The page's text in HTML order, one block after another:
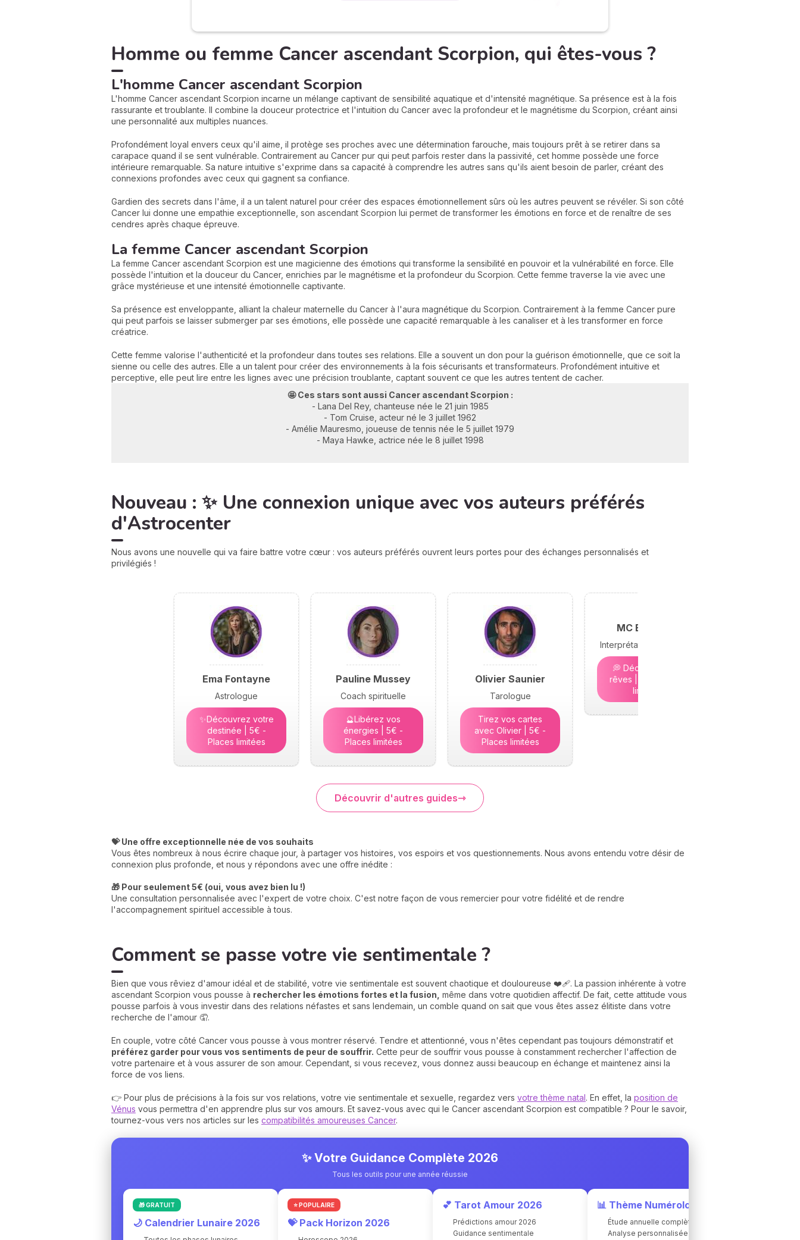
Homme ou femme Cancer ascendant Scorpion, qui êtes-vous ?
L'homme Cancer ascendant Scorpion
L'homme Cancer ascendant Scorpion incarne un mélange captivant de sensibilité aquatique et d'intensité magnétique. Sa présence est à la fois
rassurante et troublante. Il combine la douceur protectrice et l'intuition du Cancer avec la profondeur et le magnétisme du Scorpion, créant ainsi
une personnalité aux multiples nuances.
Profondément loyal envers ceux qu'il aime, il protège ses proches avec une détermination farouche, mais toujours prêt à se retirer dans sa
carapace quand il se sent vulnérable. Contrairement au Cancer pur qui peut parfois rester dans la passivité, cet homme possède une force
intérieure remarquable. Sa nature intuitive s'exprime dans sa capacité à comprendre les autres sans qu'ils aient besoin de parler, créant des
connexions profondes avec ceux qui gagnent sa confiance.
Gardien des secrets dans l'âme, il a un talent naturel pour créer des espaces émotionnellement sûrs où les autres peuvent se révéler. Si son côté
Cancer lui donne une empathie exceptionnelle, son ascendant Scorpion lui permet de transformer les émotions en force et de renaître de ses
cendres après chaque épreuve.
La femme Cancer ascendant Scorpion
La femme Cancer ascendant Scorpion est une magicienne des émotions qui transforme la sensibilité en pouvoir et la vulnérabilité en force. Elle
possède l'intuition et la douceur du Cancer, enrichies par le magnétisme et la profondeur du Scorpion. Cette femme traverse la vie avec une
grâce mystérieuse et une intensité émotionnelle captivante.
Sa présence est enveloppante, alliant la chaleur maternelle du Cancer à l'aura magnétique du Scorpion. Contrairement à la femme Cancer pure
qui peut parfois se laisser submerger par ses émotions, elle possède une capacité remarquable à les canaliser et à les transformer en force
créatrice.
Cette femme valorise l'authenticité et la profondeur dans toutes ses relations. Elle a souvent un don pour la guérison émotionnelle, que ce soit la
sienne ou celle des autres. Elle a un talent pour créer des environnements à la fois sécurisants et transformateurs. Profondément intuitive et
perceptive, elle peut lire entre les lignes avec une précision troublante, captant souvent ce que les autres tentent de cacher.
🤩 Ces stars sont aussi Cancer ascendant Scorpion :
- Lana Del Rey, chanteuse née le 21 juin 1985
- Tom Cruise, acteur né le 3 juillet 1962
- Amélie Mauresmo, joueuse de tennis née le 5 juillet 1979
- Maya Hawke, actrice née le 8 juillet 1998
Nouveau : ✨ Une connexion unique avec vos auteurs préférés
d'Astrocenter
Nous avons une nouvelle qui va faire battre votre cœur : vos auteurs préférés ouvrent leurs portes pour des échanges personnalisés et
privilégiés !
Ema Fontayne
Astrologue
✨Découvrez votre
destinée | 5€ -
Places limitées
Pauline Mussey
Coach spirituelle
🔮Libérez vos
énergies | 5€ -
Places limitées
Olivier Saunier
Tarologue
Tirez vos cartes
avec Olivier | 5€ -
Places limitées
MC Bramond
Interprétation des rêves
💭 Décryptez vos
rêves | 5€ - Places
limitées
Découvrir d'autres guides
💝 Une offre exceptionnelle née de vos souhaits
Vous êtes nombreux à nous écrire chaque jour, à partager vos histoires, vos espoirs et vos questionnements. Nous avons entendu votre désir de
connexion plus profonde, et nous y répondons avec une offre inédite :
🎁 Pour seulement 5€ (oui, vous avez bien lu !)
Une consultation personnalisée avec l'expert de votre choix. C'est notre façon de vous remercier pour votre fidélité et de rendre
l'accompagnement spirituel accessible à tous.
Comment se passe votre vie sentimentale ?
Bien que vous rêviez d'amour idéal et de stabilité, votre vie sentimentale est souvent chaotique et douloureuse ❤️‍🩹. La passion inhérente à votre
ascendant Scorpion vous pousse à rechercher les émotions fortes et la fusion, même dans votre quotidien affectif. De fait, cette attitude vous
pousse parfois à vous investir dans des relations néfastes et sans lendemain, un comble quand on sait que vous êtes assez élitiste dans votre
recherche de l'amour 🤦.
En couple, votre côté Cancer vous pousse à vous montrer réservé. Tendre et attentionné, vous n'êtes cependant pas toujours démonstratif et
préférez garder pour vous vos sentiments de peur de souffrir. Cette peur de souffrir vous pousse à constamment rechercher l'affection de
votre partenaire et à vous assurer de son amour. Cependant, si vous recevez, vous donnez aussi beaucoup en échange et maintenez ainsi la
force de vos liens.
👉 Pour plus de précisions à la fois sur vos relations, votre vie sentimentale et sexuelle, regardez vers votre thème natal. En effet, la position de
Vénus vous permettra d'en apprendre plus sur vos amours. Et savez-vous avec qui le Cancer ascendant Scorpion est compatible ? Pour le savoir,
tournez-vous vers nos articles sur les compatibilités amoureuses Cancer.
✨ Votre Guidance Complète 2026
Tous les outils pour une année réussie
🎁 GRATUIT
🌙 Calendrier Lunaire 2026
⭐ POPULAIRE
💝 Pack Horizon 2026
💕 Tarot Amour 2026
Prédictions amour 2026
Guidance sentimentale
📊 Thème Numérologique
Étude annuelle complète
Analyse personnalisée